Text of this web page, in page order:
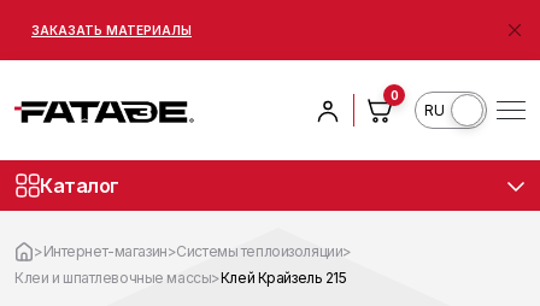
ЗАКАЗАТЬ МАТЕРИАЛЫ
Каталог
0
>Интернет-магазин>Системы теплоизоляции>
Клеи и шпатлевочные массы>Клей Крайзель 215